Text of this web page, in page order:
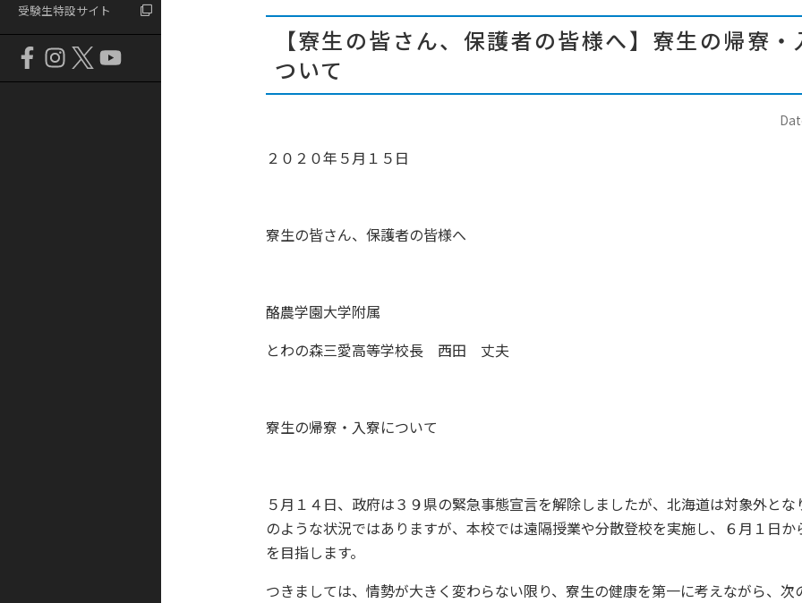
受験生特設サイト
【寮生の皆さん、保護者の皆様へ】寮生の帰寮
ついて
２０２０年５月１５日
寮生の皆さん、保護者の皆様へ
酪農学園大学附属
とわの森三愛高等学校長 西田 丈夫
寮生の帰寮・入寮について
５月１４日、政府は３９県の緊急事態宣言を解除しましたが、北海道は対象外とな
のような状況ではありますが、本校では遠隔授業や分散登校を実施し、６月１日か
を目指します。
つきましては、情勢が大きく変わらない限り、寮生の健康を第一に考えながら、次